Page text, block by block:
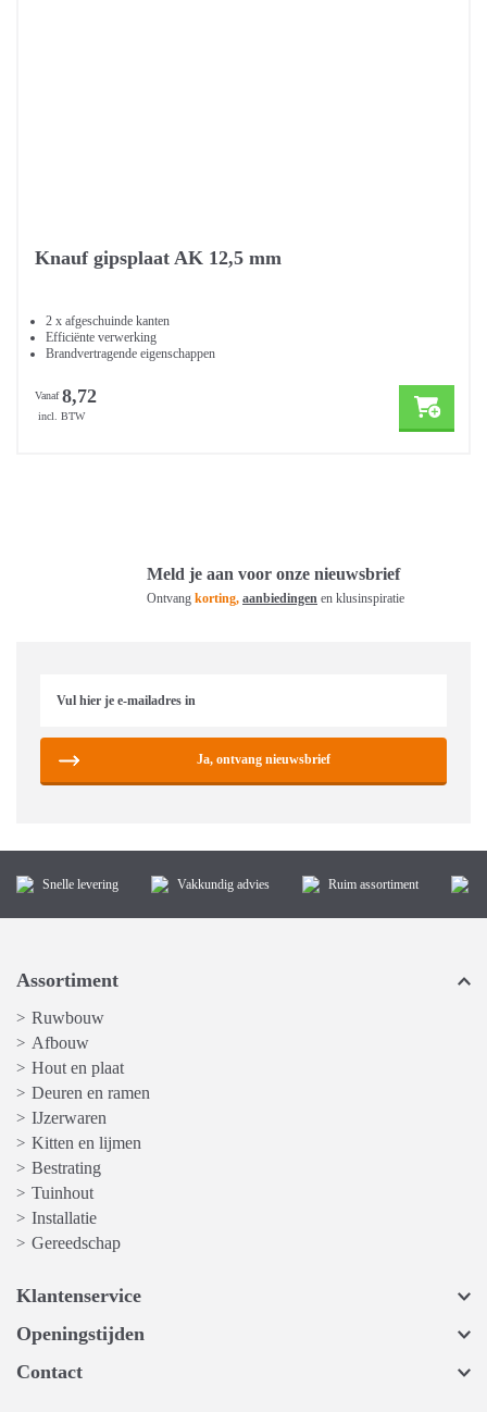
Knauf gipsplaat AK 12,5 mm
2 x afgeschuinde kanten
Efficiënte verwerking
Brandvertragende eigenschappen
Vanaf 8,72
incl. BTW
Meld je aan voor onze nieuwsbrief
Ontvang korting, aanbiedingen en klusinspiratie
Ja, ontvang nieuwsbrief
Snelle levering Vakkundig advies Ruim assortiment
Assortiment
> Ruwbouw
> Afbouw
> Hout en plaat
> Deuren en ramen
> IJzerwaren
> Kitten en lijmen
> Bestrating
> Tuinhout
> Installatie
> Gereedschap
Klantenservice
Openingstijden
Contact